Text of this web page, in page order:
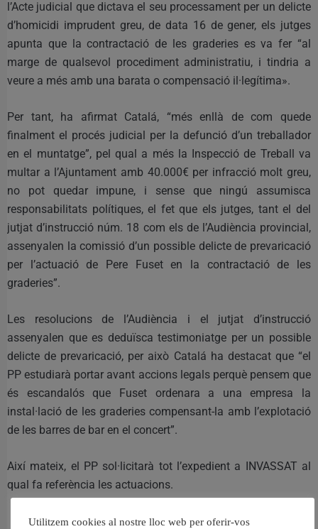
l’Acte judicial que dictava el seu processament per un delicte
d’homicidi imprudent greu, de data 16 de gener, els jutges
apunta que la contractació de les graderies es va fer “al
marge de qualsevol procediment administratiu, i tindria a
veure a més amb una barata o compensació il·legítima».
Per tant, ha afirmat Catalá, “més enllà de com quede
finalment el procés judicial per la defunció d’un treballador
en el muntatge”, pel qual a més la Inspecció de Treball va
multar a l’Ajuntament amb 40.000€ per infracció molt greu,
no pot quedar impune, i sense que ningú assumisca
responsabilitats polítiques, el fet que els jutges, tant el del
jutjat d’instrucció núm. 18 com els de l’Audiència provincial,
assenyalen la comissió d’un possible delicte de prevaricació
per l’actuació de Pere Fuset en la contractació de les
graderies”.
Les resolucions de l’Audiència i el jutjat d’instrucció
assenyalen que es deduïsca testimoniatge per un possible
delicte de prevaricació, per això Catalá ha destacat que “el
PP estudiarà portar avant accions legals perquè pensem que
és escandalós que Fuset ordenara a una empresa la
instal·lació de les graderies compensant-la amb l’explotació
de les barres de bar en el concert”.
Així mateix, el PP sol·licitarà tot l’expedient a INVASSAT al
qual fa referència les actuacions.
Utilitzem cookies al nostre lloc web per oferir-vos